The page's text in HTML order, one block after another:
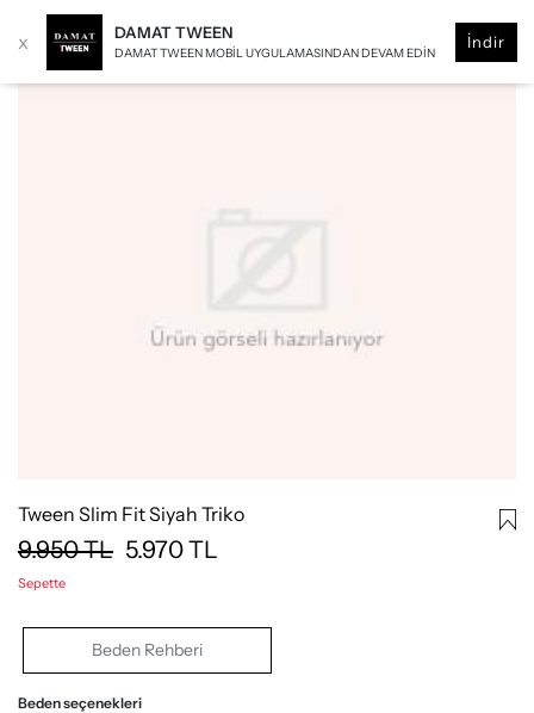
x DAMAT TWEEN
DAMAT TWEEN MOBIL UYGULAMASINDAN DEVAM EDIN
İndir
Tween Slim Fit Siyah Triko
9.950TL 5.970TL
Sepette
Beden Rehberi
Beden seçenekleri